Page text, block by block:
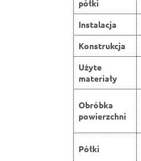
półki
Instalacja
Konstrukcja
Użyte
materiały
Obróbka
powierzchni
Półki